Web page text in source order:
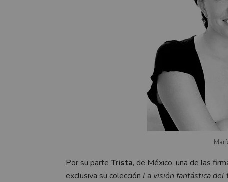
Por su parte Trista, de México, una de las
exclusiva su colección La visión fantástica